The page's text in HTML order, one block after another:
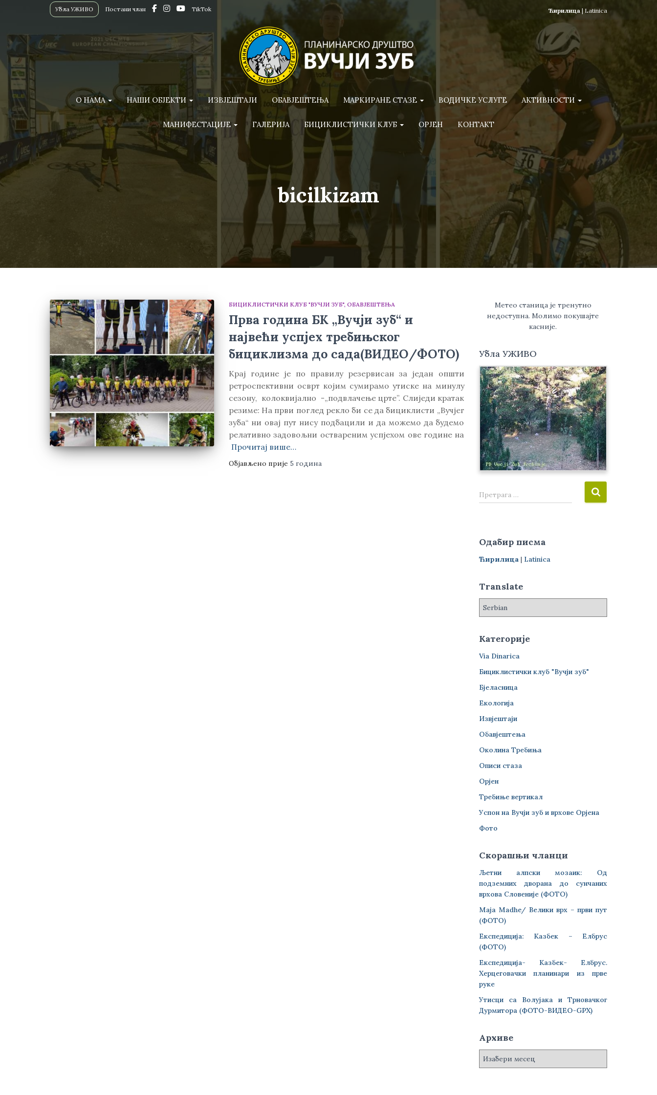
Ћирилица | Latinica
Убла УЖИВО Постани члан TikTok
О НАМА НАШИ ОБЈЕКТИ ИЗВЈЕШТАЈИ ОБАВЈЕШТЕЊА МАРКИРАНЕ СТАЗЕ ВОДИЧКЕ УСЛУГЕ АКТИВНОСТИ
МАНИФЕСТАЦИЈЕ ГАЛЕРИЈА БИЦИКЛИСТИЧКИ КЛУБ ОРЈЕН КОНТАКТ
bicilkizam
БИЦИКЛИСТИЧКИ КЛУБ "ВУЧЈИ ЗУБ" ОБАВЈЕШТЕЊА
Прва година БК „Вучји зуб“ и
највећи успјех требињског
бициклизма до сада(ВИДЕО/ФОТО)
Крај године је по правилу резервисан за један општи
ретроспективни осврт којим сумирамо утиске на минулу
сезону, колоквијално -„подвлачење црте”. Слиједи кратак
резиме: На први поглед рекло би се да бициклисти „Вучјег
зуба“ ни овај пут нису подбацили и да можемо да будемо
релативно задовољни оствареним успјехом ове године на
Прочитај више…
Објављено прије 5 година
Метео станица је тренутно
недоступна. Молимо покушајте
касније.
Убла УЖИВО
П
р
а
г
а
:
Претрага …
Одабир писма
Ћирилица | Latinica
Translate
Категорије
Via Dinarica
Бициклистички клуб "Вучји зуб"
Бјеласница
Екологија
Извјештаји
Обавјештења
Околина Требиња
Описи стаза
Орјен
Требиње вертикал
Успон на Вучји зуб и врхове Орјена
Фото
Скорашњи чланци
Љетни алпски мозаик: Од
подземних дворана до сунчаних
врхова Словеније (ФОТО)
Maja Madhe/ Велики врх – први пут
(ФОТО)
Експедиција: Казбек – Елбрус
(ФОТО)
Експедиција- Казбек- Елбрус.
Херцеговачки планинари из прве
руке
Утисци са Волујака и Трновачког
Дурмитора (ФОТО-ВИДЕО-GPX)
Архиве